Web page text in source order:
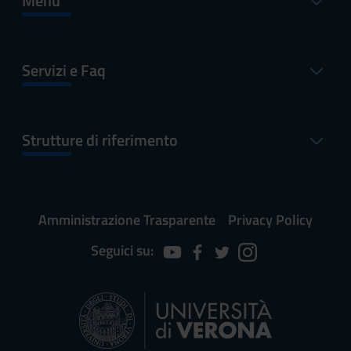
Servizi e Faq
Strutture di riferimento
Amministrazione Trasparente
Privacy Policy
Seguici su: